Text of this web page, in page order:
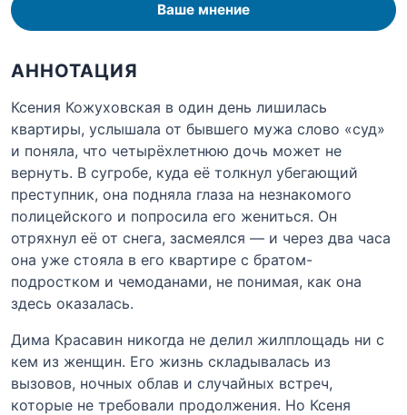
Ваше мнение
АННОТАЦИЯ
Ксения Кожуховская в один день лишилась
квартиры, услышала от бывшего мужа слово «суд»
и поняла, что четырёхлетнюю дочь может не
вернуть. В сугробе, куда её толкнул убегающий
преступник, она подняла глаза на незнакомого
полицейского и попросила его жениться. Он
отряхнул её от снега, засмеялся — и через два часа
она уже стояла в его квартире с братом-
подростком и чемоданами, не понимая, как она
здесь оказалась.
Дима Красавин никогда не делил жилплощадь ни с
кем из женщин. Его жизнь складывалась из
вызовов, ночных облав и случайных встреч,
которые не требовали продолжения. Но Ксеня